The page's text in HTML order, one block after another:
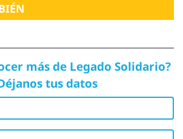
más de Legado Solidario?
tus datos